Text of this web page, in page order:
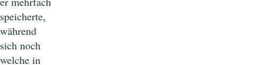
speicherte,
während
sich noch
welche in